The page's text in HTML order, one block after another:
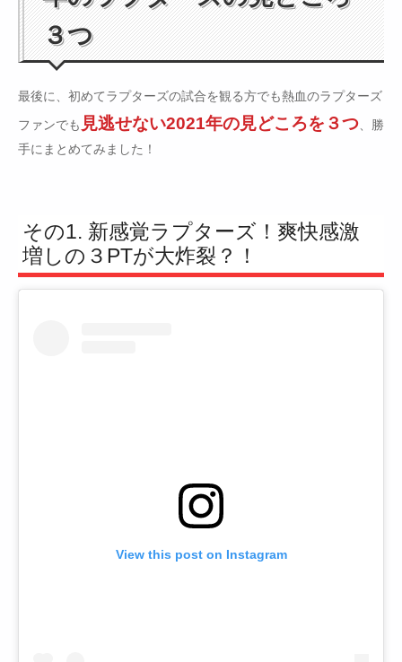
３つ
最後に、初めてラプターズの試合を観る方でも熱血のラプターズ
ファンでも 見逃せない2021年の見どころを３つ 、勝
手にまとめてみました！
その1. 新感覚ラプターズ！爽快感激
増しの３PTが大炸裂？！
View this post on Instagram